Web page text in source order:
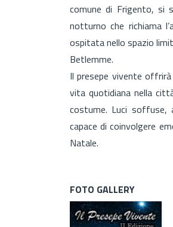
comune di Frigento, si
notturno che richiama
ospitata nello spazio
Betlemme.
Il presepe vivente offrirà
vita quotidiana nella
costume. Luci soffuse,
capace di coinvolgere
Natale.
FOTO GALLERY